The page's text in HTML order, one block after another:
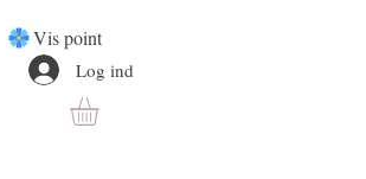
Vis point
Log ind